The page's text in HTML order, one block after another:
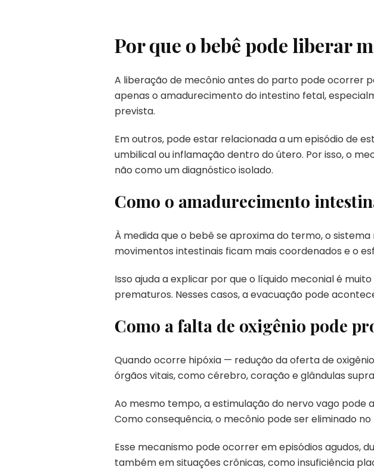
Por que o bebê pode liberar
A liberação de mecônio antes do parto pode ocorrer
apenas o amadurecimento do intestino fetal,
prevista.
Em outros, pode estar relacionada a um episódio de
umbilical ou inflamação dentro do útero. Por isso, o
não como um diagnóstico isolado.
Como o amadurecimento
À medida que o bebê se aproxima do termo, o
movimentos intestinais ficam mais coordenados e o
Isso ajuda a explicar por que o líquido meconial é
prematuros. Nesses casos, a evacuação pode
Como a falta de oxigênio pode
Quando ocorre hipóxia — redução da oferta de
órgãos vitais, como cérebro, coração e glândulas
Ao mesmo tempo, a estimulação do nervo vago
Como consequência, o mecônio pode ser eliminado
Esse mecanismo pode ocorrer em episódios agudos,
também em situações crônicas, como insuficiência